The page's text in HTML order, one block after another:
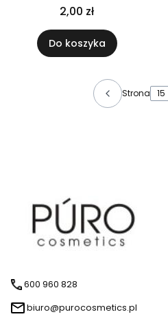
2,00 zł
Do koszyka
Strona
600 960 828
biuro@purocosmetics.pl